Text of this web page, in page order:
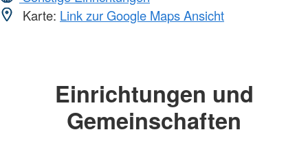
Karte: Link zur Google Maps Ansicht
Einrichtungen und
Gemeinschaften